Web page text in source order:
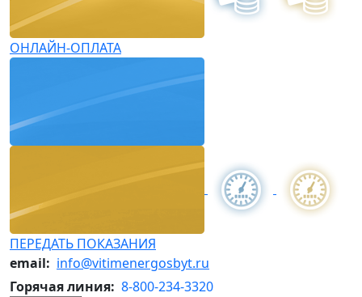
ОНЛАЙН-ОПЛАТА
ПЕРЕДАТЬ ПОКАЗАНИЯ
email: info@vitimenergosbyt.ru
Горячая линия: 8-800-234-3320